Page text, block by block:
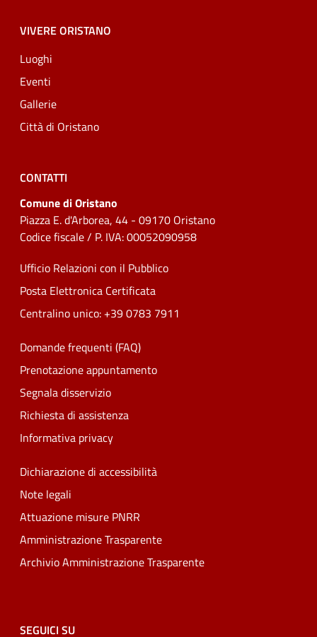
VIVERE ORISTANO
Luoghi
Eventi
Gallerie
Città di Oristano
CONTATTI
Comune di Oristano
Piazza E. d'Arborea, 44 - 09170 Oristano
Codice fiscale / P. IVA: 00052090958
Ufficio Relazioni con il Pubblico
Posta Elettronica Certificata
Centralino unico: +39 0783 7911
Domande frequenti (FAQ)
Prenotazione appuntamento
Segnala disservizio
Richiesta di assistenza
Informativa privacy
Dichiarazione di accessibilità
Note legali
Attuazione misure PNRR
Amministrazione Trasparente
Archivio Amministrazione Trasparente
SEGUICI SU